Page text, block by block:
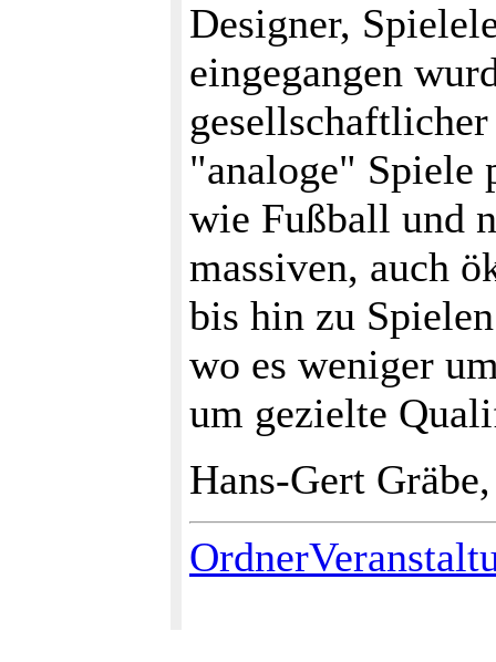
Designer,
eingegangen
"analoge" Spiele
wie Fußball und
massiven, auch
bis hin zu
wo es weniger
um gezielte
Hans-Gert